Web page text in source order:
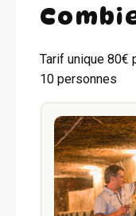
Tarif unique 80€
10 personnes